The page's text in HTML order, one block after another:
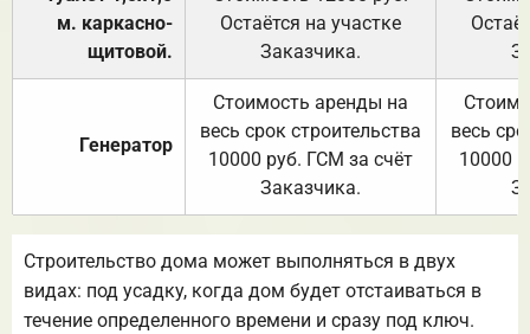
м. каркасно-
щитовой.
Остаётся на участке
Заказчика.
Генератор
Стоимость аренды на
весь срок строительства
10000 руб. ГСМ за счёт
Заказчика.
весь
10000
Строительство дома может выполняться в двух
видах: под усадку, когда дом будет отстаиваться в
течение определенного времени и сразу под ключ.